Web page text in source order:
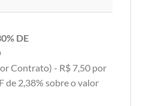
DE
Contrato) - R$ 7,50 por
de 2,38% sobre o valor